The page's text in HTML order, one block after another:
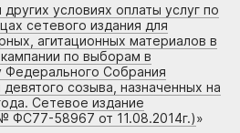
условиях оплаты услуг по
сетевого издания для
агитационных материалов в
по выборам в
Собрания
созыва, назначенных на
Сетевое издание
ФС77-58967 от 11.08.2014г.)»